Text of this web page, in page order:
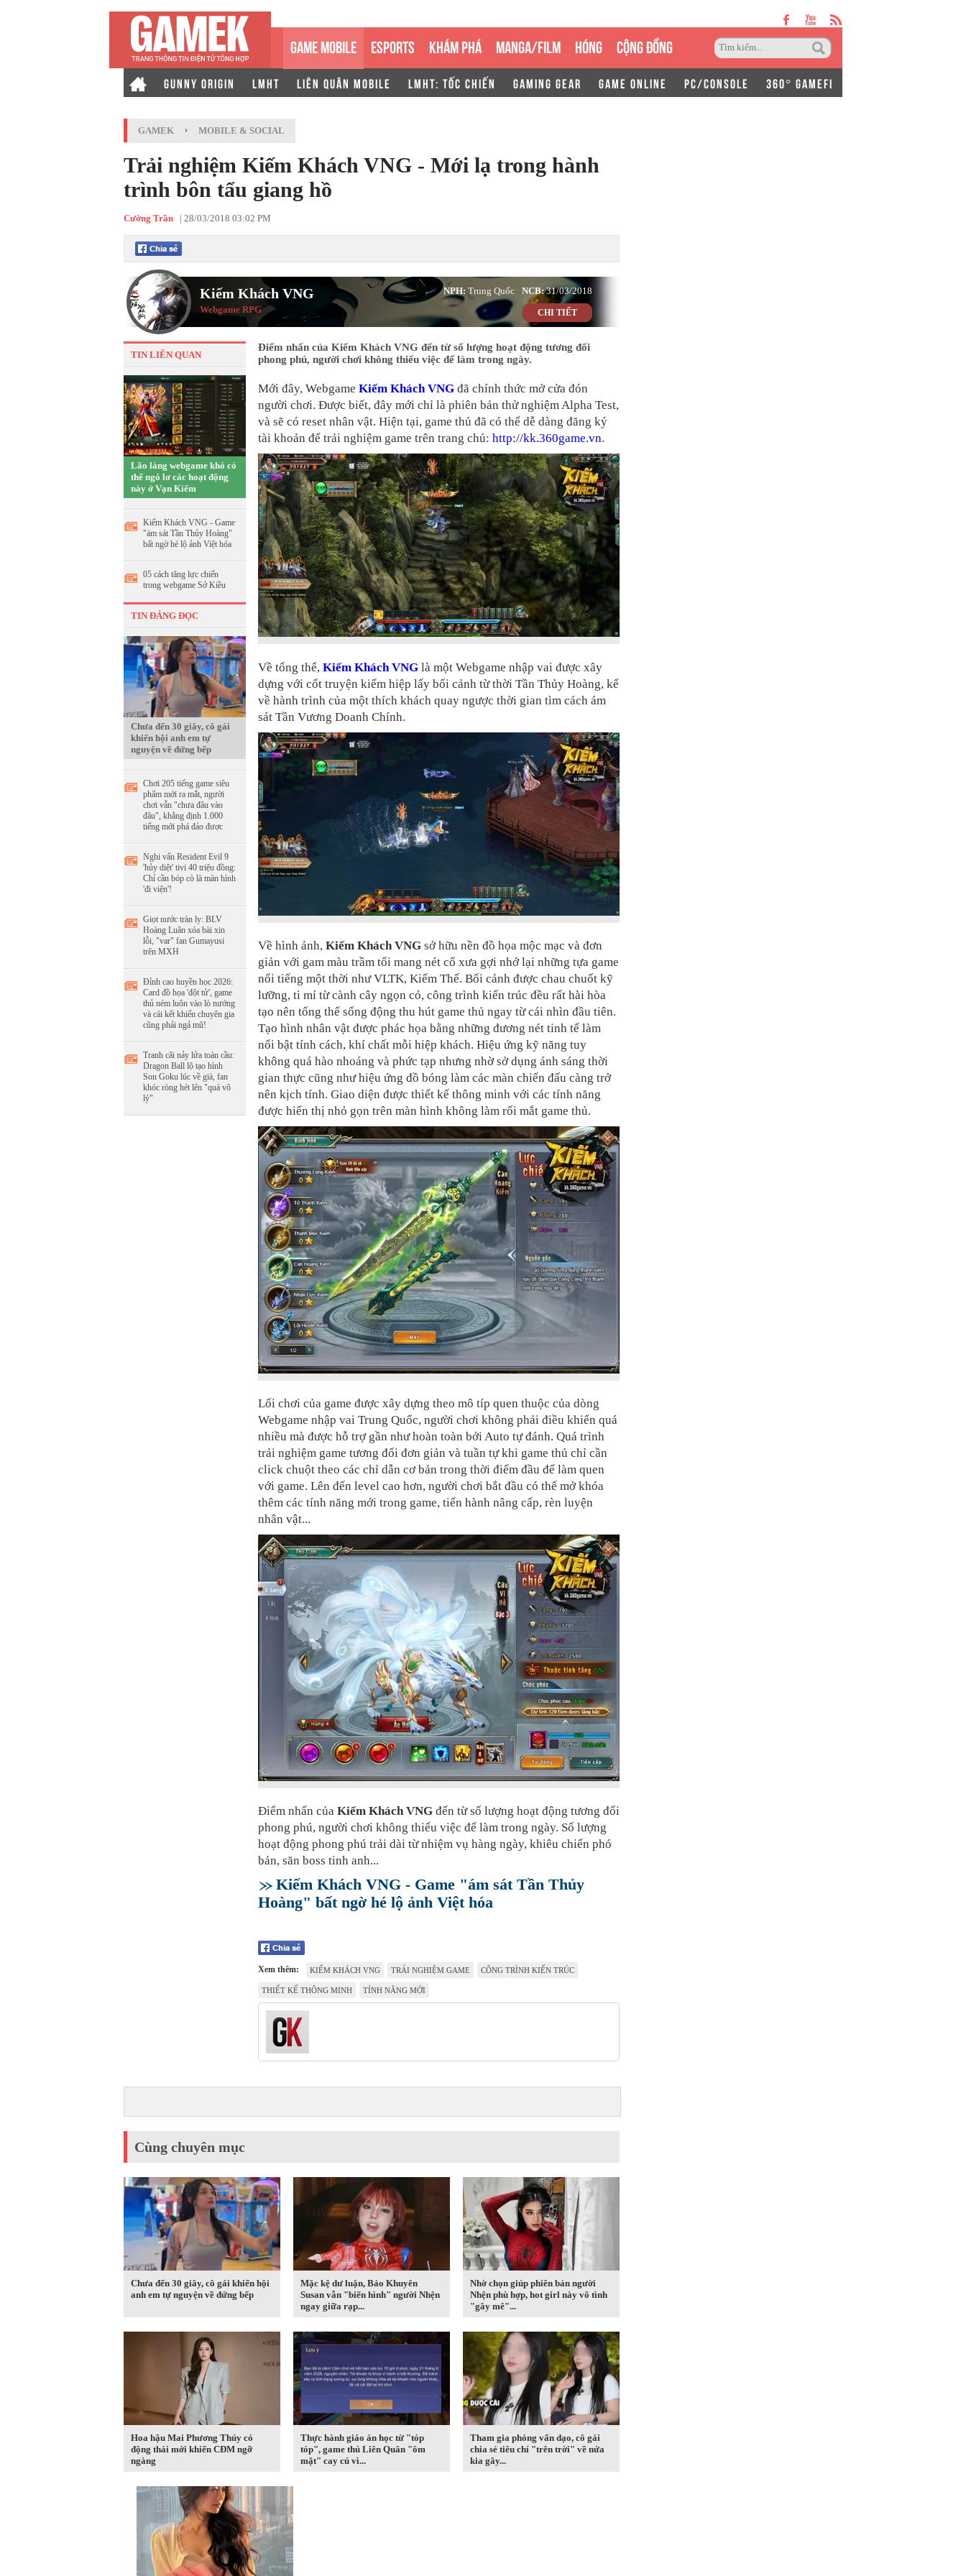
GAME MOBILE ESPORTS KHÁM PHÁ MANGA/FILM HÓNG CỘNG ĐỒNG
GUNNY ORIGIN LMHT LIÊN QUÂN MOBILE LMHT: TỐC CHIẾN GAMING GEAR GAME ONLINE PC/CONSOLE 360° GAMEFI
GAMEK › MOBILE & SOCIAL
Trải nghiệm Kiếm Khách VNG - Mới lạ trong hành
trình bôn tẩu giang hồ
Cường Trần | 28/03/2018 03:02 PM
Kiếm Khách VNG
Webgame RPG
31/03/2018
NCB:
Trung Quốc
NPH:
CHI TIẾT
TIN LIÊN QUAN
Lão làng webgame khó có
thể ngó lơ các hoạt động
này ở Vạn Kiếm
Kiếm Khách VNG - Game
"ám sát Tần Thủy Hoàng"
bất ngờ hé lộ ảnh Việt hóa
05 cách tăng lực chiến
trong webgame Sở Kiều
TIN ĐÁNG ĐỌC
Chưa đến 30 giây, cô gái
khiến hội anh em tự
nguyện về đứng bếp
Chơi 205 tiếng game siêu
phẩm mới ra mắt, người
chơi vẫn "chưa đâu vào
đâu", khẳng định 1.000
tiếng mới phá đảo được
Nghi vấn Resident Evil 9
'hủy diệt' tivi 40 triệu đồng:
Chỉ cần bóp cò là màn hình
'đi viện'!
Giọt nước tràn ly: BLV
Hoàng Luân xóa bài xin
lỗi, "var" fan Gumayusi
trên MXH
Đỉnh cao huyền học 2026:
Card đồ họa 'đột tử', game
thủ ném luôn vào lò nướng
và cái kết khiến chuyên gia
cũng phải ngả mũ!
Tranh cãi nảy lửa toàn cầu:
Dragon Ball lộ tạo hình
Son Goku lúc về già, fan
khóc ròng hét lên "quá vô
lý"
Điểm nhấn của Kiếm Khách VNG đến từ số lượng hoạt động tương đối
phong phú, người chơi không thiếu việc để làm trong ngày.
Mới đây, Webgame Kiếm Khách VNG đã chính thức mở cửa đón
người chơi. Được biết, đây mới chỉ là phiên bản thử nghiệm Alpha Test,
và sẽ có reset nhân vật. Hiện tại, game thủ đã có thể dễ dàng đăng ký
tài khoản để trải nghiệm game trên trang chủ: http://kk.360game.vn.
Về tổng thể, Kiếm Khách VNG là một Webgame nhập vai được xây
dựng với cốt truyện kiếm hiệp lấy bối cảnh từ thời Tần Thủy Hoàng, kể
về hành trình của một thích khách quay ngược thời gian tìm cách ám
sát Tần Vương Doanh Chính.
Về hình ảnh, Kiếm Khách VNG sở hữu nền đồ họa mộc mạc và đơn
giản với gam màu trầm tối mang nét cổ xưa gợi nhớ lại những tựa game
nổi tiếng một thời như VLTK, Kiếm Thế. Bối cảnh được chau chuốt kỹ
lưỡng, ti mỉ từ cành cây ngọn cỏ, công trình kiến trúc đều rất hài hòa
tạo nên tổng thể sống động thu hút game thủ ngay từ cái nhìn đầu tiên.
Tạo hình nhân vật được phác họa bằng những đương nét tinh tế làm
nổi bật tính cách, khí chất mỗi hiệp khách. Hiệu ứng kỹ năng tuy
không quá hào nhoáng và phức tạp nhưng nhờ sở dụng ánh sáng thời
gian thực cũng như hiệu ứng đồ bóng làm các màn chiến đấu càng trở
nên kịch tính. Giao diện được thiết kế thông minh với các tính năng
được hiển thị nhỏ gọn trên màn hình không làm rối mắt game thủ.
Lối chơi của game được xây dựng theo mô típ quen thuộc của dòng
Webgame nhập vai Trung Quốc, người chơi không phải điều khiển quá
nhiều mà được hỗ trợ gần như hoàn toàn bởi Auto tự đánh. Quá trình
trải nghiệm game tương đối đơn giản và tuần tự khi game thủ chỉ cần
click chuột theo các chỉ dẫn cơ bản trong thời điểm đầu để làm quen
với game. Lên đến level cao hơn, người chơi bắt đầu có thể mở khóa
thêm các tính năng mới trong game, tiến hành nâng cấp, rèn luyện
nhân vật...
Điểm nhấn của Kiếm Khách VNG đến từ số lượng hoạt động tương đối
phong phú, người chơi không thiếu việc để làm trong ngày. Số lượng
hoạt động phong phú trải dài từ nhiệm vụ hàng ngày, khiêu chiến phó
bản, săn boss tinh anh...
Kiếm Khách VNG - Game "ám sát Tần Thủy
Hoàng" bất ngờ hé lộ ảnh Việt hóa
Xem thêm: KIẾM KHÁCH VNG TRẢI NGHIỆM GAME CÔNG TRÌNH KIẾN TRÚC
THIẾT KẾ THÔNG MINH TÍNH NĂNG MỚI
Cùng chuyên mục
Chưa đến 30 giây, cô gái khiến hội
anh em tự nguyện về đứng bếp
Mặc kệ dư luận, Bảo Khuyên
Susan vẫn "biến hình" người Nhện
ngay giữa rạp...
Nhờ chọn giúp phiên bản người
Nhện phù hợp, hot girl này vô tình
"gây mê"...
Hoa hậu Mai Phương Thúy có
động thái mới khiến CĐM ngỡ
ngàng
Thực hành giáo án học từ "tóp
tóp", game thủ Liên Quân "ôm
mặt" cay cú vì...
Tham gia phỏng vấn dạo, cô gái
chia sẻ tiêu chí "trên trời" về nửa
kia gây...